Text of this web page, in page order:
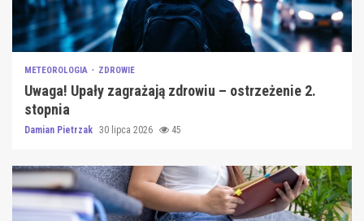
METEOROLOGIA ZDROWIE
Uwaga! Upały zagrażają zdrowiu – ostrzeżenie 2.
stopnia
Damian Pietrzak 30 lipca 2026 45